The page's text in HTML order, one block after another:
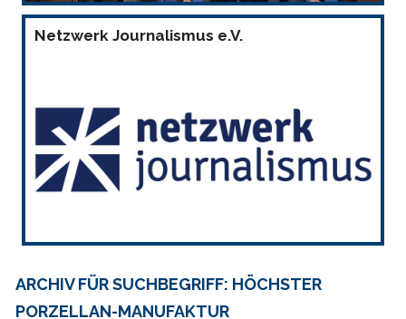
Netzwerk Journalismus e.V.
ARCHIV FÜR SUCHBEGRIFF: HÖCHSTER
PORZELLAN-MANUFAKTUR